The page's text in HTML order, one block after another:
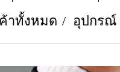
าทั้งหมด อุปกรณ์